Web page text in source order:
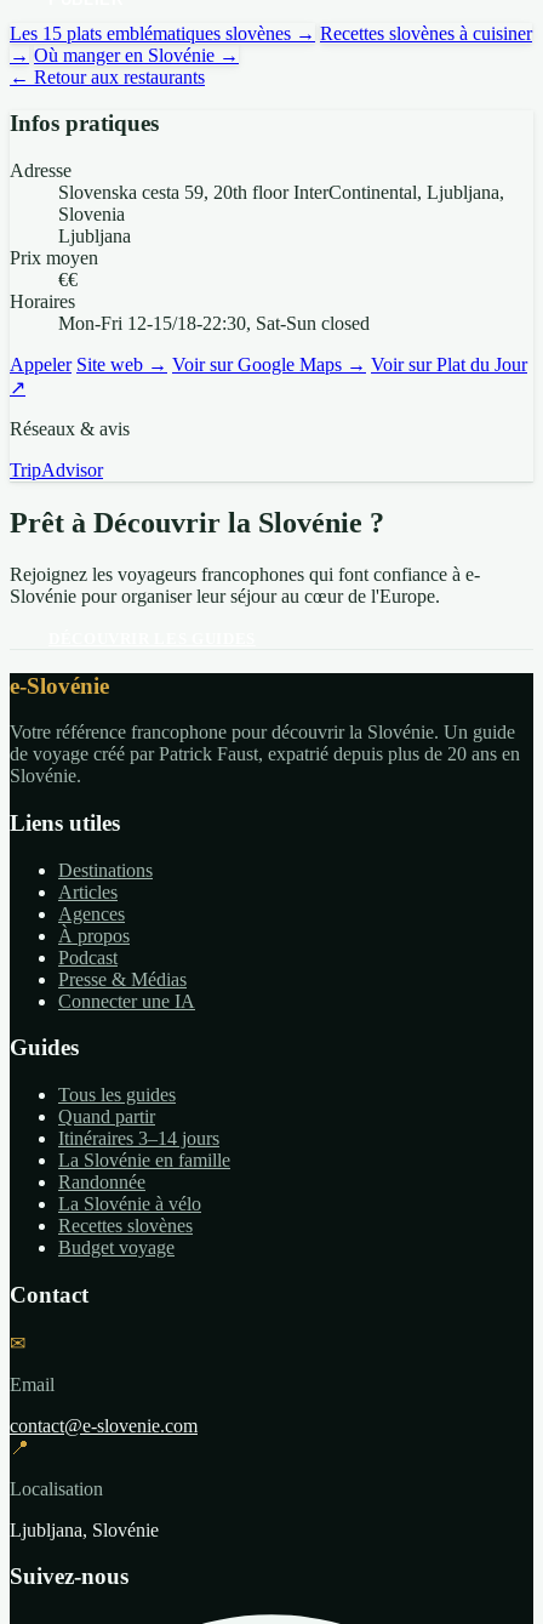
Les 15 plats emblématiques slovènes → Recettes slovènes à cuisiner
→ Où manger en Slovénie →
← Retour aux restaurants
Infos pratiques
Adresse
Slovenska cesta 59, 20th floor InterContinental, Ljubljana,
Slovenia
Ljubljana
Prix moyen
€€
Horaires
Mon-Fri 12-15/18-22:30, Sat-Sun closed
Appeler Site web → Voir sur Google Maps → Voir sur Plat du Jour
↗
Réseaux & avis
TripAdvisor
Prêt à Découvrir la Slovénie ?
Rejoignez les voyageurs francophones qui font confiance à e-
Slovénie pour organiser leur séjour au cœur de l'Europe.
e-Slovénie
Votre référence francophone pour découvrir la Slovénie. Un guide
de voyage créé par Patrick Faust, expatrié depuis plus de 20 ans en
Slovénie.
Liens utiles
Destinations
Articles
Agences
À propos
Podcast
Presse & Médias
Connecter une IA
Guides
Tous les guides
Quand partir
Itinéraires 3–14 jours
La Slovénie en famille
Randonnée
La Slovénie à vélo
Recettes slovènes
Budget voyage
Contact
✉
Email
contact@e-slovenie.com
📍
Localisation
Ljubljana, Slovénie
Suivez-nous